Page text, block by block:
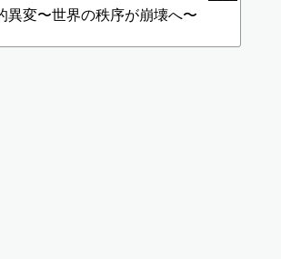
異変〜世界の秩序が崩壊へ〜